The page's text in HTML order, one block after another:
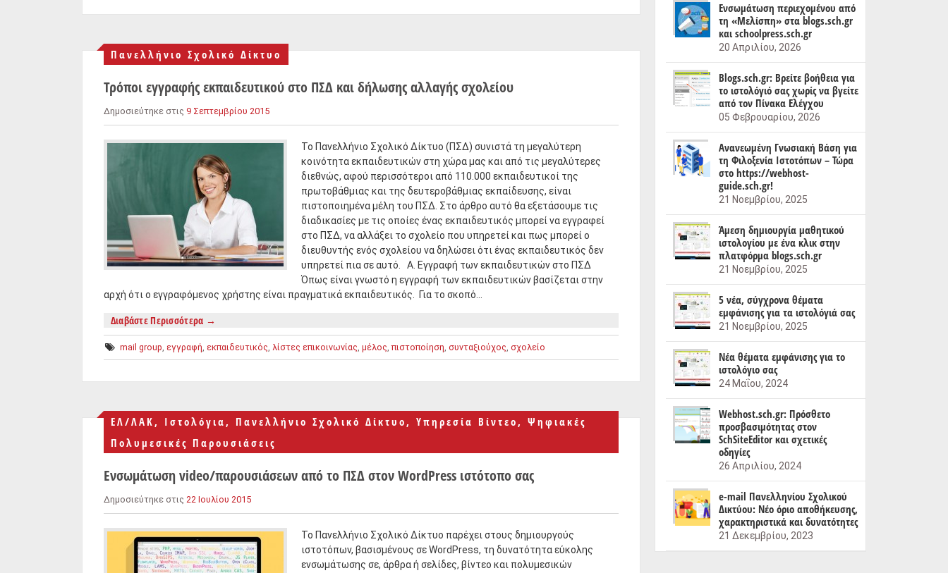
Πανελλήνιο Σχολικό Δίκτυο
Τρόποι εγγραφής εκπαιδευτικού στο ΠΣΔ και δήλωσης αλλαγής σχολείου
Δημοσιεύτηκε στις 9 Σεπτεμβρίου 2015
Το Πανελλήνιο Σχολικό Δίκτυο (ΠΣΔ) συνιστά τη μεγαλύτερη
κοινότητα εκπαιδευτικών στη χώρα μας και από τις μεγαλύτερες
διεθνώς, αφού περισσότεροι από 110.000 εκπαιδευτικοί της
πρωτοβάθμιας και της δευτεροβάθμιας εκπαίδευσης, είναι
πιστοποιημένα μέλη του ΠΣΔ. Στο άρθρο αυτό θα εξετάσουμε τις
διαδικασίες με τις οποίες ένας εκπαιδευτικός μπορεί να εγγραφεί
στο ΠΣΔ, να αλλάξει το σχολείο που υπηρετεί και πως μπορεί ο
διευθυντής ενός σχολείου να δηλώσει ότι ένας εκπαιδευτικός δεν
υπηρετεί πια σε αυτό. Α. Εγγραφή των εκπαιδευτικών στο ΠΣΔ
Όπως είναι γνωστό η εγγραφή των εκπαιδευτικών βασίζεται στην
αρχή ότι ο εγγραφόμενος χρήστης είναι πραγματικά εκπαιδευτικός. Για το σκοπό…
Διαβάστε Περισσότερα →
mail group, εγγραφή, εκπαιδευτικός, λίστες επικοινωνίας, μέλος,πιστοποίηση, συνταξιούχος, σχολείο
ΕΛ/ΛΑΚ, Ιστολόγια, Πανελλήνιο Σχολικό Δίκτυο, Υπηρεσία Βίντεο, Ψηφιακές
Πολυμεσικές Παρουσιάσεις
Ενσωμάτωση video/παρουσιάσεων από το ΠΣΔ στον WordPress ιστότοπο σας
Δημοσιεύτηκε στις 22 Ιουλίου 2015
Το Πανελλήνιο Σχολικό Δίκτυο παρέχει στους δημιουργούς
ιστοτόπων, βασισμένους σε WordPress, τη δυνατότητα εύκολης
ενσωμάτωσης σε, άρθρα ή σελίδες, βίντεο και πολυμεσικών
Ενσωμάτωση περιεχομένου από
τη «Μελίσπη» στα blogs.sch.gr
και schoolpress.sch.gr
20 Απριλίου, 2026
Blogs.sch.gr: Βρείτε βοήθεια για
το ιστολόγιό σας χωρίς να βγείτε
από τον Πίνακα Ελέγχου
05 Φεβρουαρίου, 2026
Ανανεωμένη Γνωσιακή Βάση για
τη Φιλοξενία Ιστοτόπων – Τώρα
στο https://webhost-
guide.sch.gr!
21 Νοεμβρίου, 2025
Άμεση δημιουργία μαθητικού
ιστολογίου με ένα κλικ στην
πλατφόρμα blogs.sch.gr
21 Νοεμβρίου, 2025
5 νέα, σύγχρονα θέματα
εμφάνισης για τα ιστολόγιά σας
21 Νοεμβρίου, 2025
Nέα θέματα εμφάνισης για το
ιστολόγιο σας
24 Μαΐου, 2024
Webhost.sch.gr: Πρόσθετο
προσβασιμότητας στον
SchSiteEditor και σχετικές
οδηγίες
26 Απριλίου, 2024
e-mail Πανελληνίου Σχολικού
Δικτύου: Νέο όριο αποθήκευσης,
χαρακτηριστικά και δυνατότητες
21 Δεκεμβρίου, 2023